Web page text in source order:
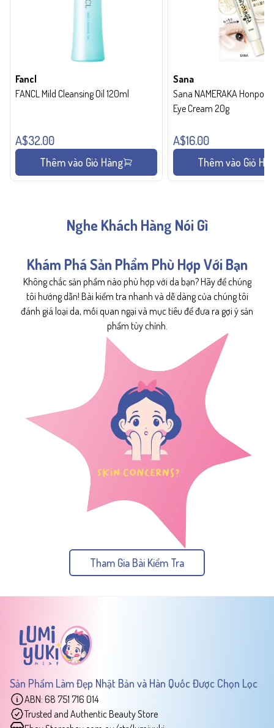
Fancl
FANCL Mild Cleansing Oil 120ml
A$32.00
Thêm vào Giỏ Hàng
Sana
Sana NAMERAKA Honpo
Eye Cream 20g
A$16.00
Thêm vào Giỏ
Nghe Khách Hàng Nói Gì
Khám Phá Sản Phẩm Phù Hợp Với Bạn
Không chắc sản phẩm nào phù hợp với da bạn? Hãy để chúng
tôi hướng dẫn! Bài kiểm tra nhanh và dễ dàng của chúng tôi
đánh giá loại da, mối quan ngại và mục tiêu để đưa ra gợi ý sản
phẩm tùy chỉnh.
Tham Gia Bài Kiểm Tra
Sản Phẩm Làm Đẹp Nhật Bản và Hàn Quốc Được Chọn Lọc
ABN: 68 751 716 014
Trusted and Authentic Beauty Store